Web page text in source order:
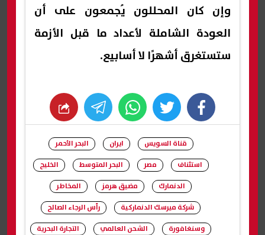
وإن كان المحللون يُجمعون على أن
العودة الشاملة لأعداد ما قبل الأزمة
ستستغرق أشهرًا لا أسابيع.
facebook
twitter
whats
قناة السويس ايران
البحر الأحمر
استئناف
مصر البحر المتوسط
الخليج
الدنمارك
مضيق هرمز
المخاطر
شركة ميرسك الدنماركية
رأس الرجاء الصالح
وسنغافورة
الشحن العالمي
التجارة البحرية